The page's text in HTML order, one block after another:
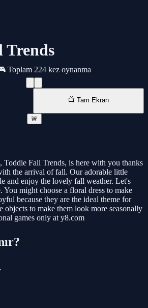
Trends
Toplam 224 kez oynanma
📺 Tam Ekran
🚨
Toddie Fall Trends, is here with you thanks
the arrival of fall. Our adorable little
and enjoy the lovely fall weather. Let's
You might choose a floral dress to make
because they are the ideal theme for
objects to make them look more seasonally
games only at y8.com